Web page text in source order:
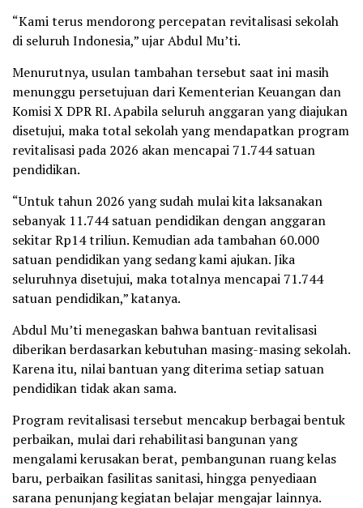
“Kami terus mendorong percepatan revitalisasi sekolah
di seluruh Indonesia,” ujar Abdul Mu’ti.
Menurutnya, usulan tambahan tersebut saat ini masih
menunggu persetujuan dari Kementerian Keuangan dan
Komisi X DPR RI. Apabila seluruh anggaran yang diajukan
disetujui, maka total sekolah yang mendapatkan program
revitalisasi pada 2026 akan mencapai 71.744 satuan
pendidikan.
“Untuk tahun 2026 yang sudah mulai kita laksanakan
sebanyak 11.744 satuan pendidikan dengan anggaran
sekitar Rp14 triliun. Kemudian ada tambahan 60.000
satuan pendidikan yang sedang kami ajukan. Jika
seluruhnya disetujui, maka totalnya mencapai 71.744
satuan pendidikan,” katanya.
Abdul Mu’ti menegaskan bahwa bantuan revitalisasi
diberikan berdasarkan kebutuhan masing-masing sekolah.
Karena itu, nilai bantuan yang diterima setiap satuan
pendidikan tidak akan sama.
Program revitalisasi tersebut mencakup berbagai bentuk
perbaikan, mulai dari rehabilitasi bangunan yang
mengalami kerusakan berat, pembangunan ruang kelas
baru, perbaikan fasilitas sanitasi, hingga penyediaan
sarana penunjang kegiatan belajar mengajar lainnya.